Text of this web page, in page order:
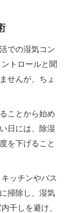
での湿気コン
トロールと聞
せんが、ちょ
ことから始め
日には、除湿
を下げること
ッチンやバス
掃除し、湿気
干しを避け、